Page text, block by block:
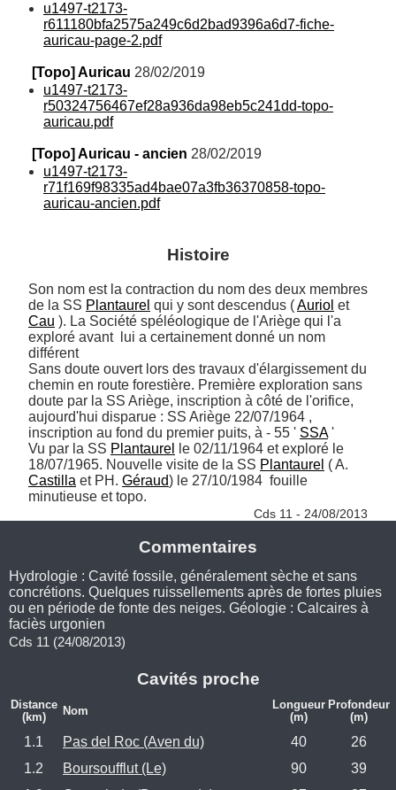
u1497-t2173-
r611180bfa2575a249c6d2bad9396a6d7-fiche-
auricau-page-2.pdf
[Topo] Auricau 28/02/2019
u1497-t2173-
r50324756467ef28a936da98eb5c241dd-topo-
auricau.pdf
[Topo] Auricau - ancien 28/02/2019
u1497-t2173-
r71f169f98335ad4bae07a3fb36370858-topo-
auricau-ancien.pdf
Histoire
Son nom est la contraction du nom des deux membres
de la SS Plantaurel qui y sont descendus ( Auriol
et
Cau ). La Société spéléologique de l'Ariège qui l'a
exploré avant  lui a certainement donné un nom
différent
Sans doute ouvert lors des travaux d'élargissement du
chemin en route forestière. Première exploration sans
doute par la SS Ariège, inscription à côté de l'orifice,
aujourd'hui disparue : SS Ariège 22/07/1964 ,
inscription au fond du premier puits, à - 55 ' SSA '
Vu par la SS Plantaurel
le 02/11/1964 et exploré le
18/07/1965. Nouvelle visite de la SS Plantaurel
Castilla et PH. Géraud) le 27/10/1984  fouille
minutieuse et topo.
Cds 11 - 24/08/2013
Commentaires
Hydrologie : Cavité fossile, généralement sèche et sans
concrétions. Quelques ruissellements après de fortes pluies
ou en période de fonte des neiges. Géologie : Calcaires à
faciès urgonien
Cds 11 (24/08/2013)
Cavités proche
Distance
(km)
Nom
Longueur
(m)
Profondeur
(m)
1.1 Pas del Roc (Aven du) 40
26
1.2
Boursoufflut (Le) 90
39